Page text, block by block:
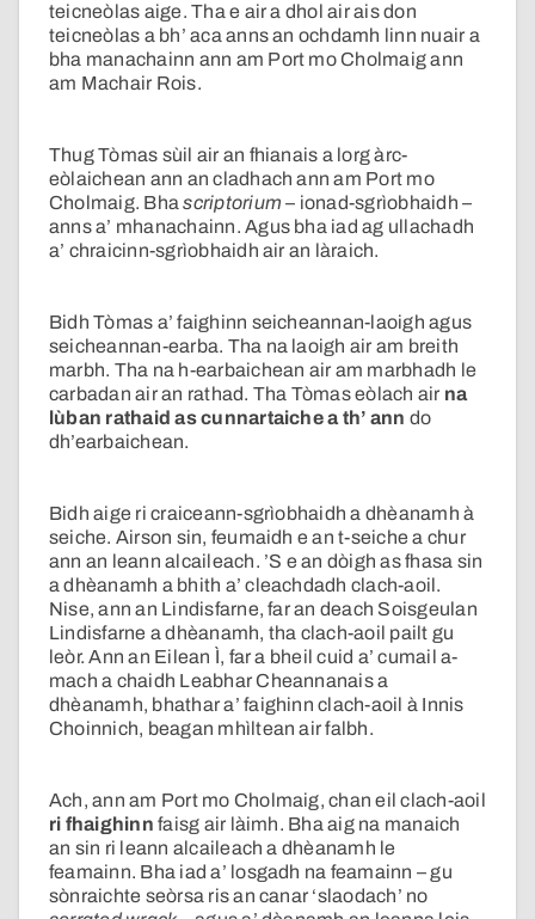
teicneòlas aige. Tha e air a dhol air ais don
teicneòlas a bh’ aca anns an ochdamh linn nuair a
bha manachainn ann am Port mo Cholmaig ann
am Machair Rois.
Thug Tòmas sùil air an fhianais a lorg àrc-
eòlaichean ann an cladhach ann am Port mo
Cholmaig. Bhascriptorium – ionad-sgrìobhaidh –
anns a’ mhanachainn. Agus bha iad ag ullachadh
a’ chraicinn-sgrìobhaidh air an làraich.
Bidh Tòmas a’ faighinn seicheannan-laoigh agus
seicheannan-earba. Tha na laoigh air am breith
marbh. Tha na h-earbaichean air am marbhadh le
carbadan air an rathad. Tha Tòmas eòlach air na
lùban rathaid as cunnartaiche a th’ ann do
dh’earbaichean.
Bidh aige ri craiceann-sgrìobhaidh a dhèanamh à
seiche. Airson sin, feumaidh e an t-seiche a chur
ann an leann alcaileach. ’S e an dòigh as fhasa sin
a dhèanamh a bhith a’ cleachdadh clach-aoil.
Nise, ann an Lindisfarne, far an deach Soisgeulan
Lindisfarne a dhèanamh, tha clach-aoil pailt gu
leòr. Ann an Eilean Ì, far a bheil cuid a’ cumail a-
mach a chaidh Leabhar Cheannanais a
dhèanamh, bhathar a’ faighinn clach-aoil à Innis
Choinnich, beagan mhìltean air falbh.
Ach, ann am Port mo Cholmaig, chan eil clach-aoil
ri fhaighinn faisg air làimh. Bha aig na manaich
an sin ri leann alcaileach a dhèanamh le
feamainn. Bha iad a’ losgadh na feamainn – gu
sònraichte seòrsa ris an canar ‘slaodach’ no